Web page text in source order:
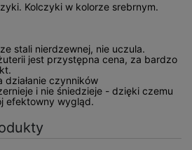
Kolczyki w kolorze srebrnym.
stali nierdzewnej, nie uczula.
jest przystępna cena, za bardzo
działanie czynników
i nie śniedzieje - dzięki czemu
efektowny wygląd.